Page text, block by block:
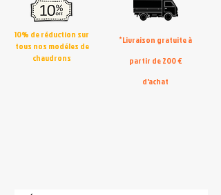
10% de réduction sur
tous nos modéles de
chaudrons
*Livraison gratuite à
partir de 200 €
d'achat